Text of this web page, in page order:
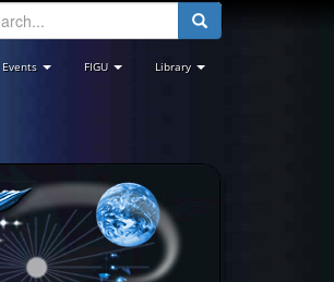
Events FIGU Library